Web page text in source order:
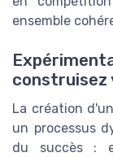
ensemble
construisez
La création
un processus
du succès :